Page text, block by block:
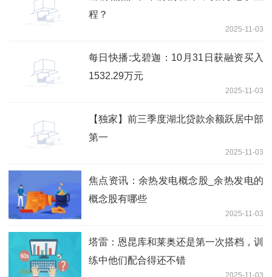
程？
2025-11-03
每日快播:戈碧迦：10月31日获融资买入
1532.29万元
2025-11-03
【独家】前三季度湖北贷款余额跃居中部
第一
2025-11-03
焦点资讯：余热发电概念股_余热发电的
概念股有哪些
2025-11-03
塔雷：恩昆库和莱奥还是第一次搭档，训
练中他们配合得还不错